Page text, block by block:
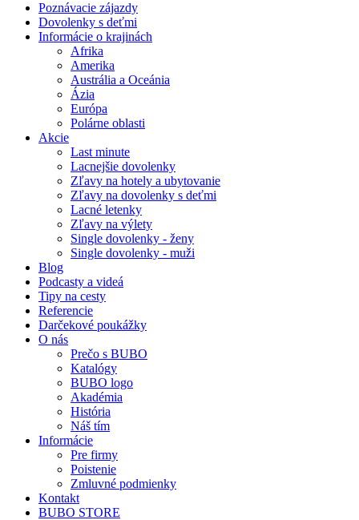
Poznávacie zájazdy
Dovolenky s deťmi
Informácie o krajinách
Afrika
Amerika
Austrália a Oceánia
Ázia
Európa
Polárne oblasti
Akcie
Last minute
Lacnejšie dovolenky
Zľavy na hotely a ubytovanie
Zľavy na dovolenky s deťmi
Lacné letenky
Zľavy na výlety
Single dovolenky - ženy
Single dovolenky - muži
Blog
Podcasty a videá
Tipy na cesty
Referencie
Darčekové poukážky
O nás
Prečo s BUBO
Katalógy
BUBO logo
Akadémia
História
Náš tím
Informácie
Pre firmy
Poistenie
Zmluvné podmienky
Kontakt
BUBO STORE